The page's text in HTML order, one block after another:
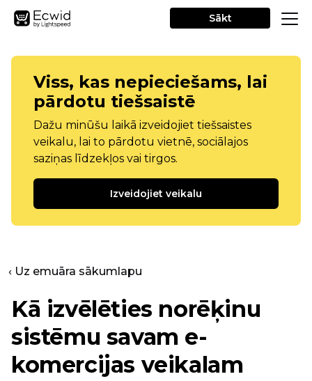
Sākt
Viss, kas nepieciešams, lai
pārdotu tiešsaistē
Dažu minūšu laikā izveidojiet tiešsaistes
veikalu, lai to pārdotu vietnē, sociālajos
saziņas līdzekļos vai tirgos.
Izveidojiet veikalu
‹ Uz emuāra sākumlapu
Kā izvēlēties norēķinu
sistēmu savam e-
komercijas veikalam